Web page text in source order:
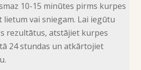
10-15 minūtes pirms kurpes
lietum vai sniegam. Lai iegūtu
rezultātus, atstājiet kurpes
24 stundas un atkārtojiet